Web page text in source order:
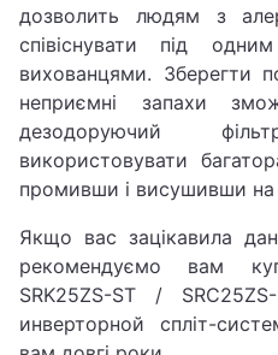
дозволить людям з
співіснувати під
вихованцями. Зберегти
неприємні запахи
дезодоруючий
використовувати
промивши і висушивши на
Якщо вас зацікавила
рекомендуємо вам
SRK25ZS-ST /
инверторной спліт-